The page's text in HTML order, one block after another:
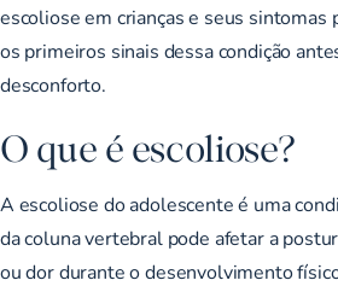
escoliose em crianças e seus sintomas
os primeiros sinais dessa condição
desconforto.
O que é escoliose?
A escoliose do adolescenteé uma
da coluna vertebral pode afetar a
ou dor durante o desenvolvimento